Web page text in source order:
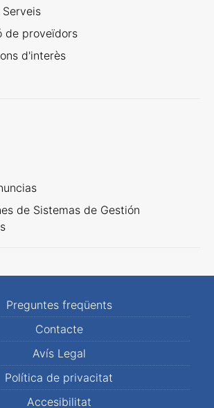
de proveïdors
d'interès
de Sistemas de Gestión
Preguntes freqüents
Contacte
Avís Legal
Política de privacitat
Accesibilitat